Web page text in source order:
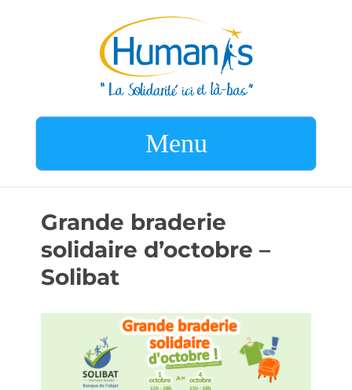
Menu
Grande braderie
solidaire d’octobre –
Solibat